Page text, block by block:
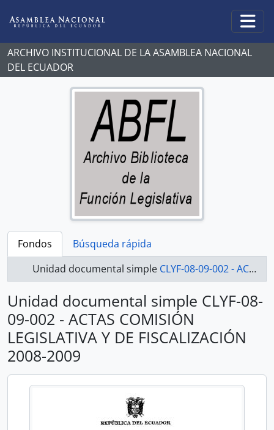
ARCHIVO INSTITUCIONAL DE LA ASAMBLEA NACIONAL
DEL ECUADOR
Fondos
Búsqueda rápida
Unidad documental simple CLYF-08-09-002 - ACTAS COMISIÓN LEGISLATIVA Y DE FISCALIZACIÓN 2008-2009
Unidad documental simple CLYF-08-
09-002 - ACTAS COMISIÓN
LEGISLATIVA Y DE FISCALIZACIÓN
2008-2009